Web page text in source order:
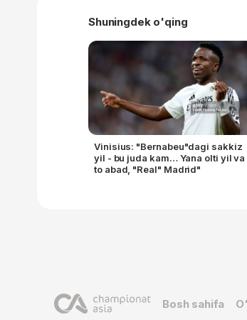
Shuningdek o'qing
Vinisius: "Bernabeu"dagi sakkiz
yil - bu juda kam… Yana olti yil va
to abad, "Real" Madrid"
Bosh sahifa